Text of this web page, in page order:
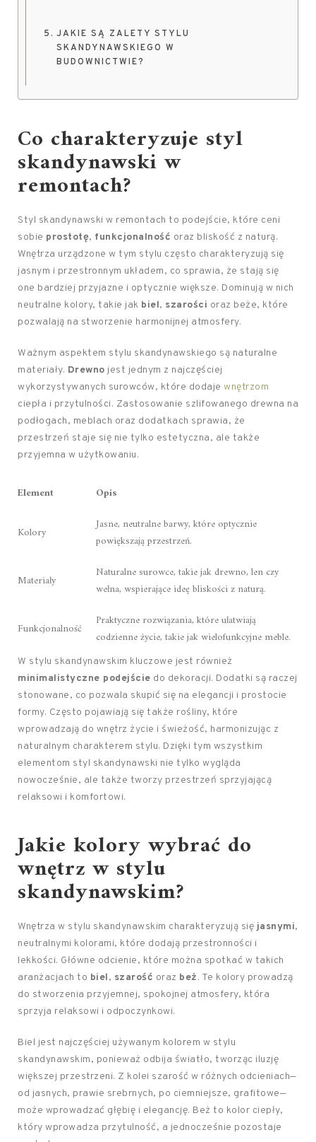
JAKIE SĄ ZALETY STYLU
SKANDYNAWSKIEGO W
BUDOWNICTWIE?
Co charakteryzuje styl
skandynawski w
remontach?
Styl skandynawski w remontach to podejście, które ceni
sobie prostotę, funkcjonalność oraz bliskość z naturą.
Wnętrza urządzone w tym stylu często charakteryzują się
jasnym i przestronnym układem, co sprawia, że stają się
one bardziej przyjazne i optycznie większe. Dominują w nich
neutralne kolory, takie jak biel, szarości oraz beże, które
pozwalają na stworzenie harmonijnej atmosfery.
Ważnym aspektem stylu skandynawskiego są naturalne
materiały. Drewno jest jednym z najczęściej
wykorzystywanych surowców, które dodaje wnętrzom
ciepła i przytulności. Zastosowanie szlifowanego drewna na
podłogach, meblach oraz dodatkach sprawia, że
przestrzeń staje się nie tylko estetyczna, ale także
przyjemna w użytkowaniu.
Element Opis
Kolory
Jasne, neutralne barwy, które optycznie
powiększają przestrzeń.
Materiały
Naturalne surowce, takie jak drewno, len czy
wełna, wspierające ideę bliskości z naturą.
Funkcjonalność
Praktyczne rozwiązania, które ułatwiają
codzienne życie, takie jak wielofunkcyjne meble.
W stylu skandynawskim kluczowe jest również
minimalistyczne podejście do dekoracji. Dodatki są raczej
stonowane, co pozwala skupić się na elegancji i prostocie
formy. Często pojawiają się także rośliny, które
wprowadzają do wnętrz życie i świeżość, harmonizując z
naturalnym charakterem stylu. Dzięki tym wszystkim
elementom styl skandynawski nie tylko wygląda
nowocześnie, ale także tworzy przestrzeń sprzyjającą
relaksowi i komfortowi.
Jakie kolory wybrać do
wnętrz w stylu
skandynawskim?
Wnętrza w stylu skandynawskim charakteryzują sięjasnymi,
neutralnymi kolorami, które dodają przestronności i
lekkości. Główne odcienie, które można spotkać w takich
aranżacjach to biel, szarość oraz beż. Te kolory prowadzą
do stworzenia przyjemnej, spokojnej atmosfery, która
sprzyja relaksowi i odpoczynkowi.
Biel jest najczęściej używanym kolorem w stylu
skandynawskim, ponieważ odbija światło, tworząc iluzję
większej przestrzeni. Z kolei szarość w różnych odcieniach—
od jasnych, prawie srebrnych, po ciemniejsze, grafitowe—
może wprowadzać głębię i elegancję. Beż to kolor ciepły,
który wprowadza przytulność, a jednocześnie pozostaje